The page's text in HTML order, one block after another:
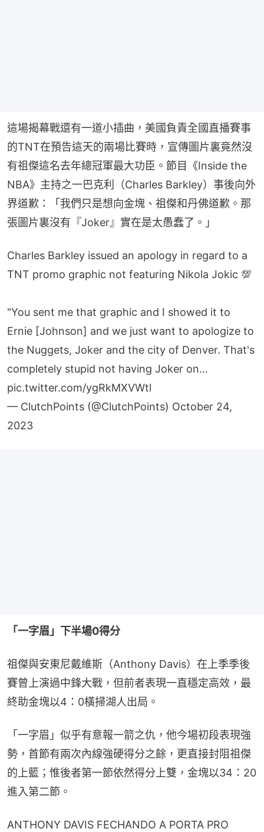
這場揭幕戰還有一道小插曲，美國負責全國直播賽事
的TNT在預告這天的兩場比賽時，宣傳圖片裏竟然沒
有祖傑這名去年總冠軍最大功臣。節目《Inside the
NBA》主持之一巴克利（Charles Barkley）事後向外
界道歉：「我們只是想向金塊、祖傑和丹佛道歉。那
張圖片裏沒有『Joker』實在是太愚蠢了。」
Charles Barkley issued an apology in regard to a
TNT promo graphic not featuring Nikola Jokic 💯
"You sent me that graphic and I showed it to
Ernie [Johnson] and we just want to apologize to
the Nuggets, Joker and the city of Denver. That's
completely stupid not having Joker on…
pic.twitter.com/ygRkMXVWtl
— ClutchPoints (@ClutchPoints) October 24,
2023
「一字眉」下半場0得分
祖傑與安東尼戴維斯（Anthony Davis）在上季季後
賽曾上演過中鋒大戰，但前者表現一直穩定高效，最
終助金塊以4：0橫掃湖人出局。
「一字眉」似乎有意報一箭之仇，他今場初段表現強
勢，首節有兩次內線強硬得分之餘，更直接封阻祖傑
的上籃；惟後者第一節依然得分上雙，金塊以34：20
進入第二節。
ANTHONY DAVIS FECHANDO A PORTA PRO